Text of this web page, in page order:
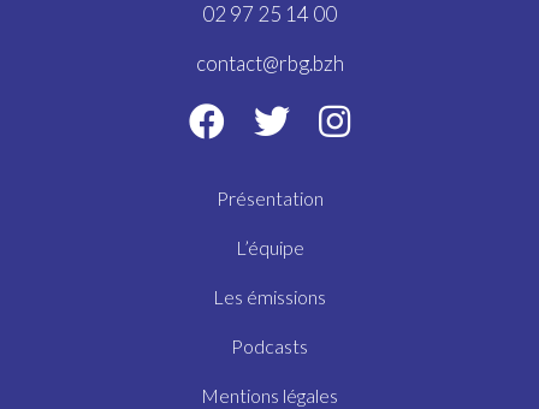
02 97 25 14 00
contact@rbg.bzh
Présentation
L’équipe
Les émissions
Podcasts
Mentions légales